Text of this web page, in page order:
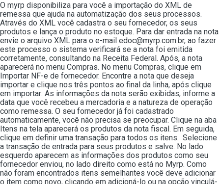
O myrp disponibiliza para você a importação do XML de
remessa que ajuda na automatização dos seus processos.
Através do XML você cadastra o seu fornecedor, os seus
produtos e lança o produto no estoque. Para dar entrada na nota
envie o arquivo XML para o e-mail edoc@myrp.com.br, ao fazer
este processo o sistema verificará se a nota foi emitida
corretamente, consultando na Receita Federal. Após, a nota
aparecerá no menu Compras. No menu Compras, clique em
Importar NF-e de fornecedor. Encontre a nota que deseja
importar e clique nos três pontos ao final da linha, após clique
em importar: As informações da nota serão exibidas, informe a
data que você recebeu a mercadoria e a natureza de operação
como remessa. O seu fornecedor já foi cadastrado
automaticamente, você não precisa se preocupar. Clique na aba
Itens na tela aparecerá os produtos da nota fiscal. Em seguida,
clique em definir uma transação para todos os itens. Selecione
a transação de entrada para seus produtos e salve. No lado
esquerdo aparecem as informações dos produtos como seu
fornecedor enviou, no lado direito como está no Myrp. Como
não foram encontrados itens semelhantes você deve adicionar
o item como novo, clicando em adicioná-lo ou na opção vinculá-